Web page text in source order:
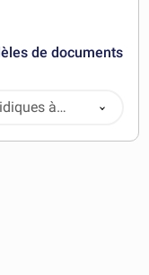
de documents
à